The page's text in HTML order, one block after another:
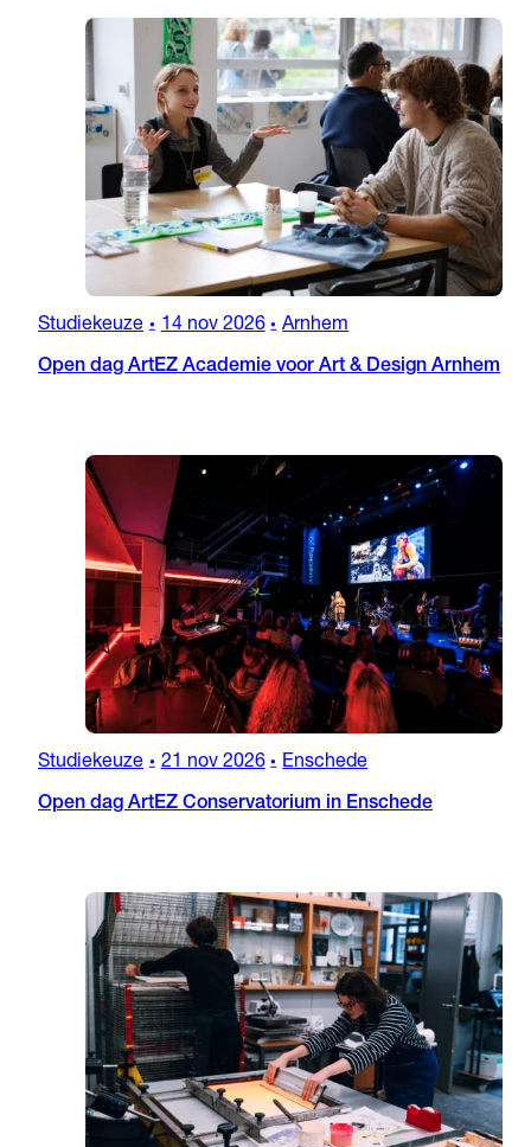
Studiekeuze • 14 nov 2026 • Arnhem
Open dag ArtEZ Academie voor Art & Design Arnhem
Studiekeuze • 21 nov 2026 • Enschede
Open dag ArtEZ Conservatorium in Enschede